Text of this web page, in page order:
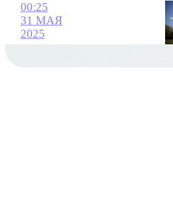
00:25
31 МАЯ
2025